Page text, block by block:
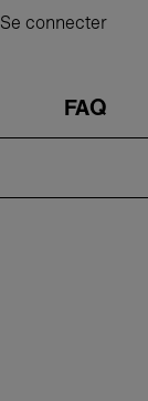
Se connecter
FAQ